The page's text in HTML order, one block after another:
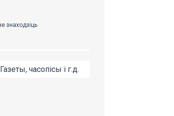
Газеты, часопісы і г.д.